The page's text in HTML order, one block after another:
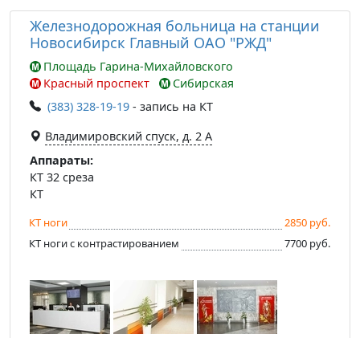
Железнодорожная больница на станции
Новосибирск Главный ОАО "РЖД"
Площадь Гарина-Михайловского
Красный проспект
Сибирская
(383) 328-19-19 - запись на КТ
Владимировский спуск, д. 2 А
Аппараты:
КТ 32 среза
КТ
КТ ноги
2850 руб.
КТ ноги с контрастированием
7700 руб.